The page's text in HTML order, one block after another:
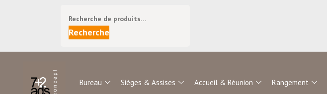
Recherche
Bureau Sièges & Assises Accueil & Réunion Rangement